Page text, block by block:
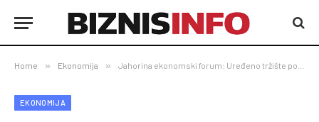
Home » Ekonomija » Jahorina ekonomski forum: Uređeno tržište počinje dijalogom države i privrede
EKONOMIJA